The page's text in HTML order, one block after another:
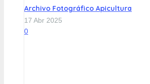
Archivo Fotográfico Apicultura
17 Abr 2025
0